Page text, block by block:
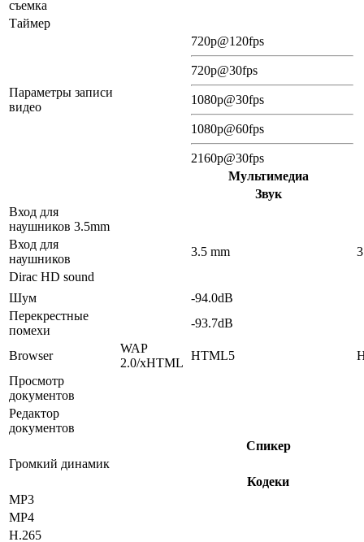
съемка
Таймер
Параметры записи
видео
720p@120fps
720p@30fps
1080p@30fps
1080p@60fps
2160p@30fps
Мультимедиа
Звук
Вход для
наушников 3.5mm
Вход для
наушников
3.5 mm
Dirac HD sound
Шум
-94.0dB
Перекрестные
помехи
-93.7dB
Browser
WAP
2.0/xHTML
HTML5
Просмотр
документов
Редактор
документов
Спикер
Громкий динамик
Кодеки
MP3
MP4
H.265